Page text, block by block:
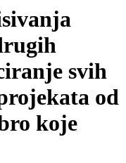
svih
od
koje